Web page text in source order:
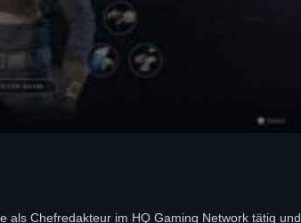
als Chefredakteur im HQ Gaming Network tätig und